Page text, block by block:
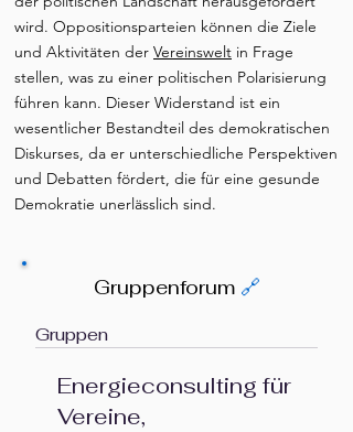
wird. Oppositionsparteien können die Ziele
und Aktivitäten der Vereinswelt in Frage
stellen, was zu einer politischen Polarisierung
führen kann. Dieser Widerstand ist ein
wesentlicher Bestandteil des demokratischen
Diskurses, da er unterschiedliche Perspektiven
und Debatten fördert, die für eine gesunde
Demokratie unerlässlich sind.
Gruppenforum 🔗
Gruppen
Energieconsulting für
Vereine,